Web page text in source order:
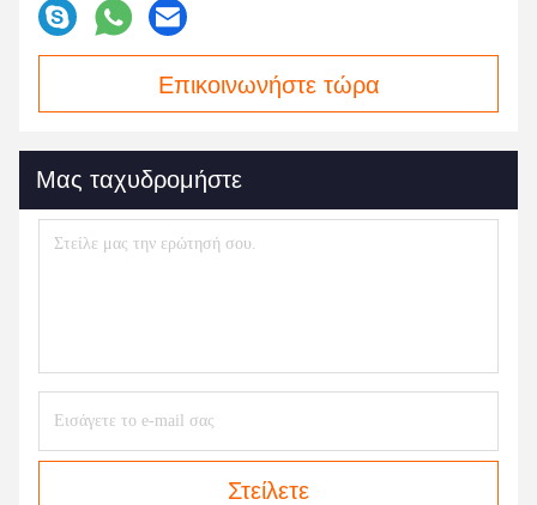
Επικοινωνήστε τώρα
Μας ταχυδρομήστε
Στείλετε